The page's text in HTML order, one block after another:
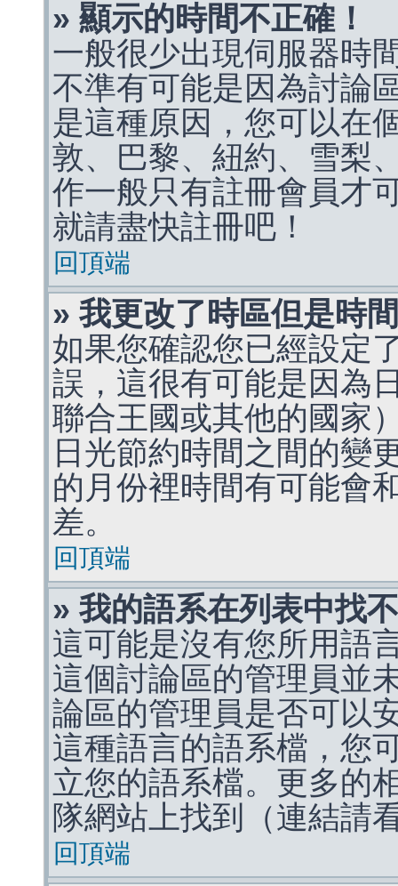
» 顯示的時間不正確！
一般很少出現伺服器時
不準有可能是因為討論
是這種原因，您可以在
敦、巴黎、紐約、雪梨
作一般只有註冊會員才
就請盡快註冊吧！
回頂端
» 我更改了時區但是時
如果您確認您已經設定
誤，這很有可能是因為
聯合王國或其他的國家
日光節約時間之間的變
的月份裡時間有可能會
差。
回頂端
» 我的語系在列表中找
這可能是沒有您所用語
這個討論區的管理員並
論區的管理員是否可以
這種語言的語系檔，您
立您的語系檔。更多的
隊網站上找到（連結請
回頂端